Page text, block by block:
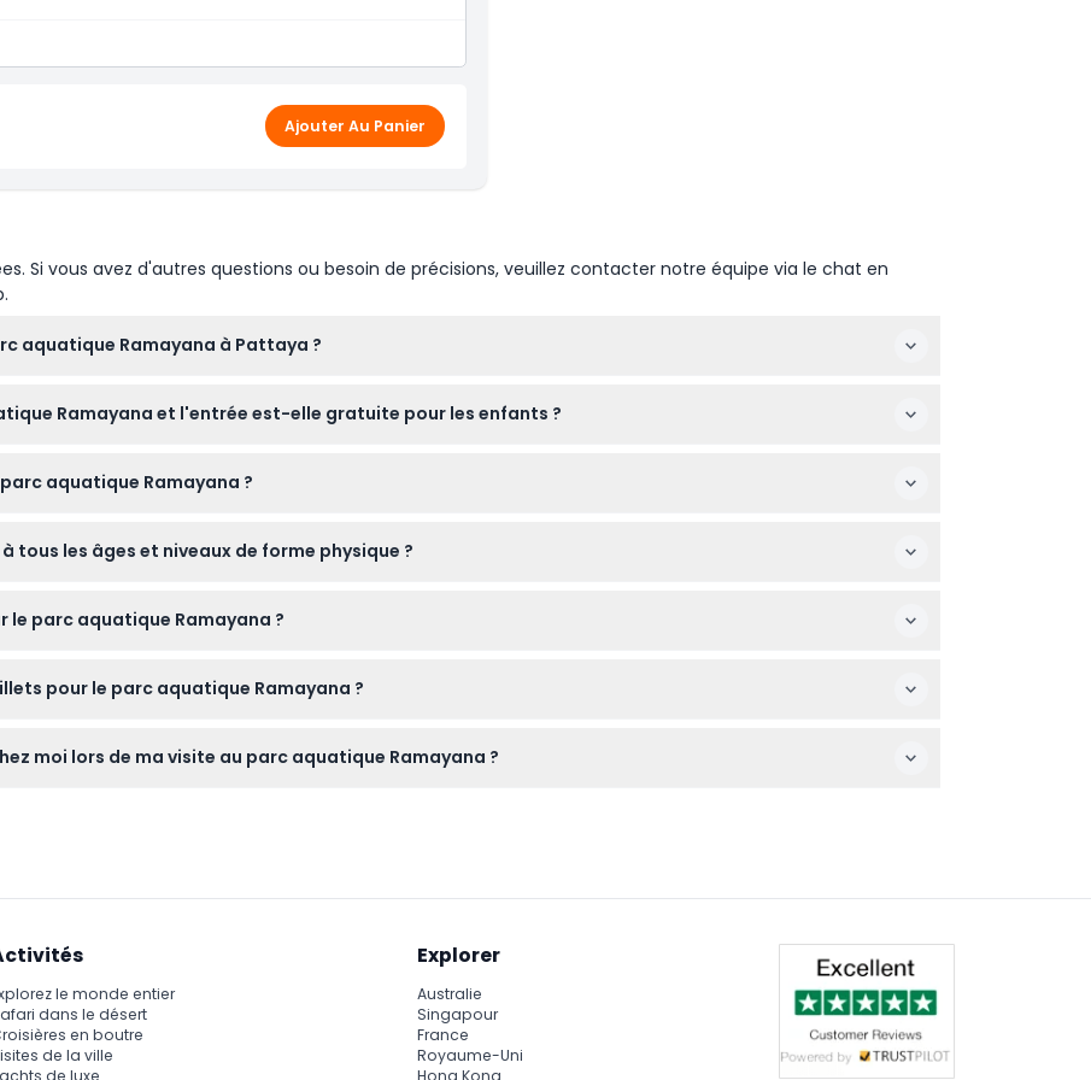
Ajouter Au Panier
Si vous avez d'autres questions ou besoin de précisions, veuillez contacter notre équipe via le chat en
aquatique Ramayana à Pattaya ?
Ramayana et l'entrée est-elle gratuite pour les enfants ?
aquatique Ramayana ?
votre téléphone portable dans les attractions.
tous les âges et niveaux de forme physique ?
le parc aquatique Ramayana ?
pour le parc aquatique Ramayana ?
moi lors de ma visite au parc aquatique Ramayana ?
le monde entier
dans le désert
en boutre
de la ville
de luxe
Explorer
Australie
Singapour
France
Royaume-Uni
Hong Kong